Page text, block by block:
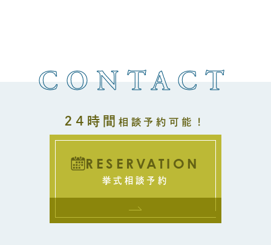
CONTACT
24時間 相談予約可能！
RESERVATION
挙式相談予約